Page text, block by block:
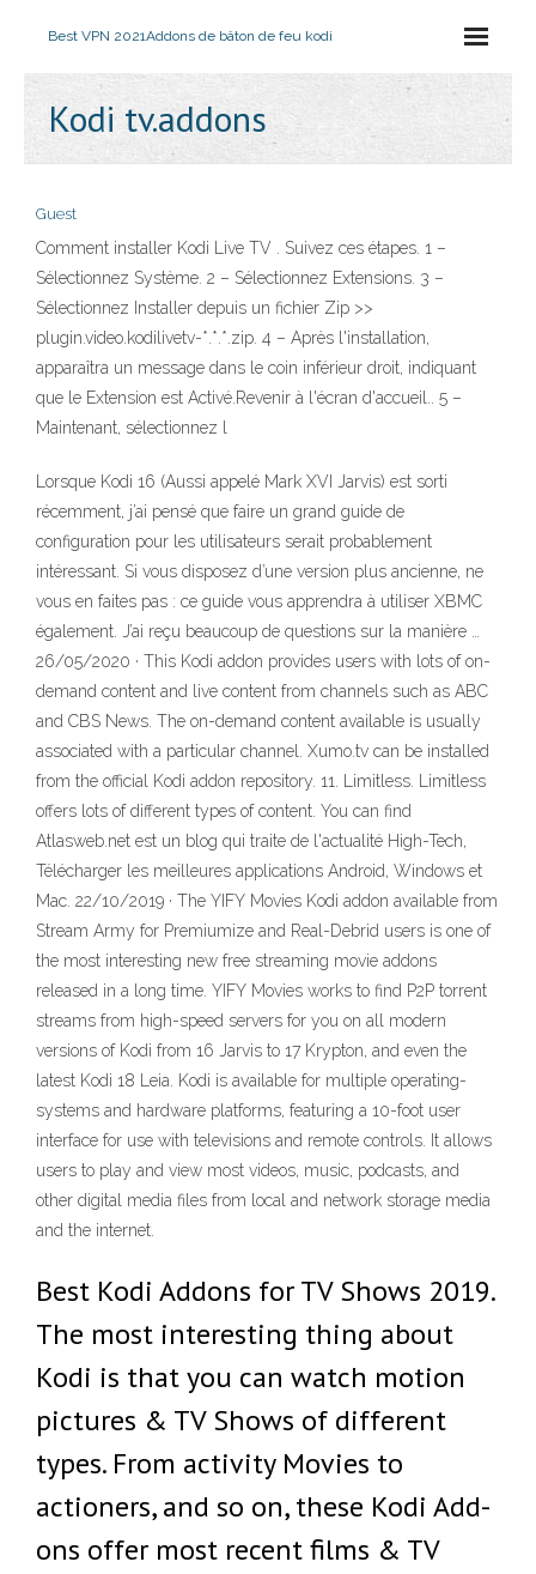
Best VPN 2021Addons de bâton de feu kodi
Kodi tv.addons
Guest
Comment installer Kodi Live TV . Suivez ces étapes. 1 –
Sélectionnez Système. 2 – Sélectionnez Extensions. 3 –
Sélectionnez Installer depuis un fichier Zip >>
plugin.video.kodilivetv-*.*.*.zip. 4 – Après l'installation,
apparaîtra un message dans le coin inférieur droit, indiquant
que le Extension est Activé.Revenir à l'écran d'accueil.. 5 –
Maintenant, sélectionnez l
Lorsque Kodi 16 (Aussi appelé Mark XVI Jarvis) est sorti
récemment, j’ai pensé que faire un grand guide de
configuration pour les utilisateurs serait probablement
intéressant. Si vous disposez d’une version plus ancienne, ne
vous en faites pas : ce guide vous apprendra à utiliser XBMC
également. J’ai reçu beaucoup de questions sur la manière …
26/05/2020 · This Kodi addon provides users with lots of on-
demand content and live content from channels such as ABC
and CBS News. The on-demand content available is usually
associated with a particular channel. Xumo.tv can be installed
from the official Kodi addon repository. 11. Limitless. Limitless
offers lots of different types of content. You can find
Atlasweb.net est un blog qui traite de l'actualité High-Tech,
Télécharger les meilleures applications Android, Windows et
Mac. 22/10/2019 · The YIFY Movies Kodi addon available from
Stream Army for Premiumize and Real-Debrid users is one of
the most interesting new free streaming movie addons
released in a long time. YIFY Movies works to find P2P torrent
streams from high-speed servers for you on all modern
versions of Kodi from 16 Jarvis to 17 Krypton, and even the
latest Kodi 18 Leia. Kodi is available for multiple operating-
systems and hardware platforms, featuring a 10-foot user
interface for use with televisions and remote controls. It allows
users to play and view most videos, music, podcasts, and
other digital media files from local and network storage media
and the internet.
Best Kodi Addons for TV Shows 2019.
The most interesting thing about
Kodi is that you can watch motion
pictures & TV Shows of different
types. From activity Movies to
actioners, and so on, these Kodi Add-
ons offer most recent films & TV